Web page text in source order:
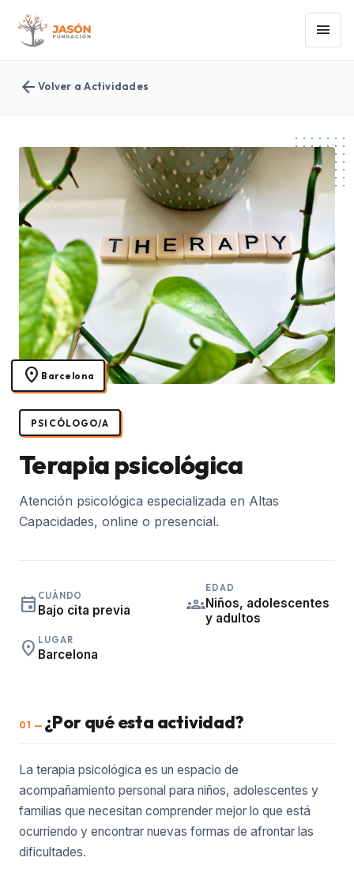
menu
arrow_back Volver a Actividades
location_on Barcelona
PSICÓLOGO/A
Terapia psicológica
Atención psicológica especializada en Altas
Capacidades, online o presencial.
event CUÁNDO
Bajo cita previa groups
EDAD
Niños, adolescentes
y adultos
place LUGAR
Barcelona
01 — ¿Por qué esta actividad?
La terapia psicológica es un espacio de
acompañamiento personal para niños, adolescentes y
familias que necesitan comprender mejor lo que está
ocurriendo y encontrar nuevas formas de afrontar las
dificultades.